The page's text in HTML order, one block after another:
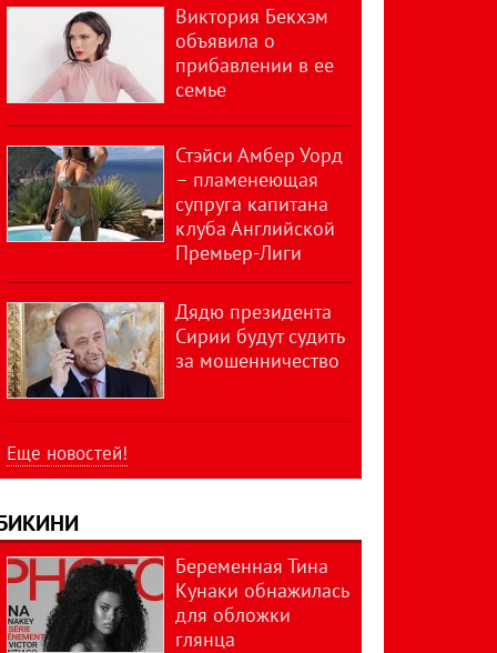
Виктория Бекхэм
объявила о
прибавлении в ее
семье
Стэйси Амбер Уорд
– пламенеющая
супруга капитана
клуба Английской
Премьер-Лиги
Дядю президента
Сирии будут судить
за мошенничество
Еще новостей!
Беременная Тина
Кунаки обнажилась
для обложки
глянца